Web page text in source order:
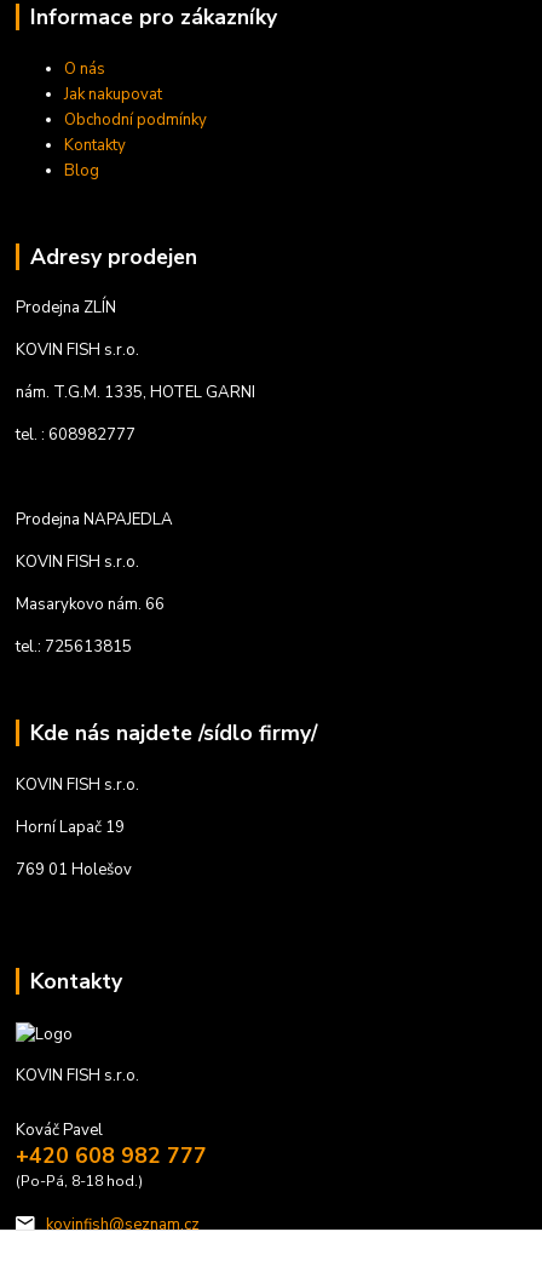
Informace pro zákazníky
O nás
Jak nakupovat
Obchodní podmínky
Kontakty
Blog
Adresy prodejen
Prodejna ZLÍN
KOVIN FISH s.r.o.
nám. T.G.M. 1335, HOTEL GARNI
tel. : 608982777
Prodejna NAPAJEDLA
KOVIN FISH s.r.o.
Masarykovo nám. 66
tel.: 725613815
Kde nás najdete /sídlo firmy/
KOVIN FISH s.r.o.
Horní Lapač 19
769 01 Holešov
Kontakty
KOVIN FISH s.r.o.
Kováč Pavel
+420 608 982 777
(Po-Pá, 8-18 hod.)
kovinfish@seznam.cz